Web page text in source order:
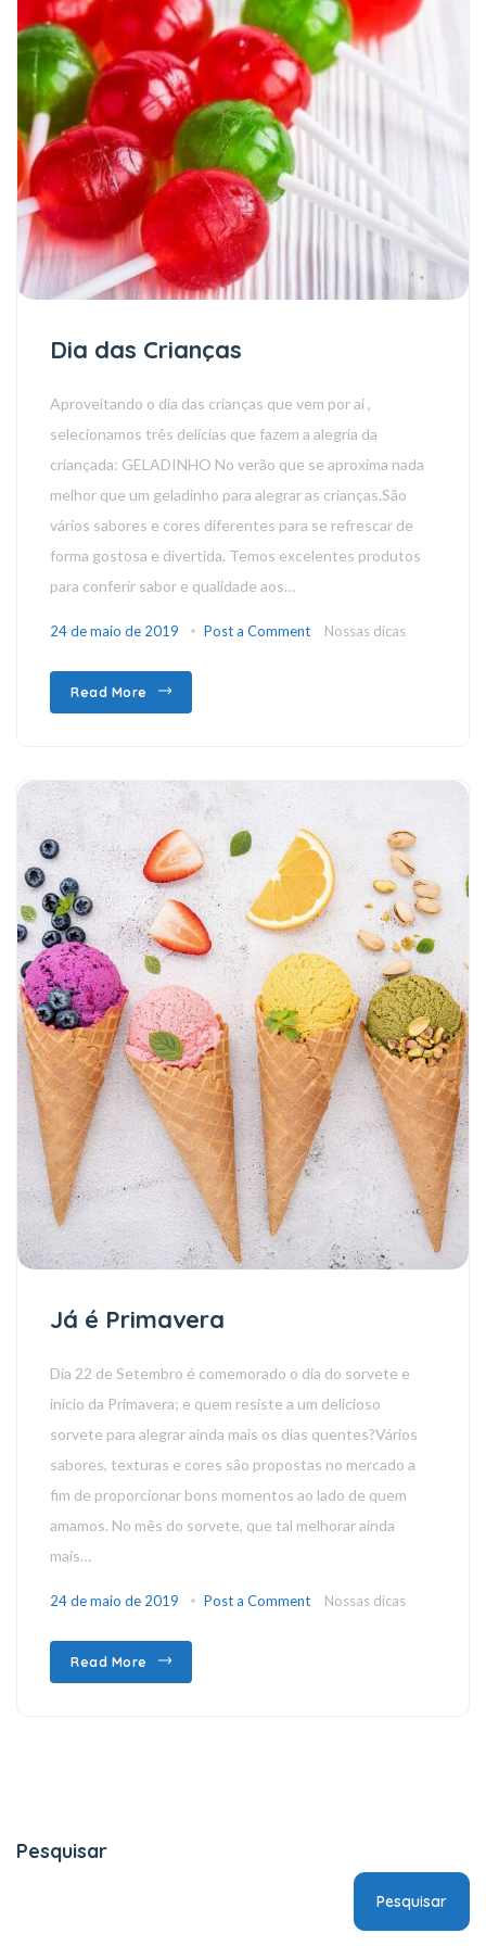
Dia das Crianças
Aproveitando o dia das crianças que vem por ai ,
selecionamos três delícias que fazem a alegria da
criançada: GELADINHO No verão que se aproxima nada
melhor que um geladinho para alegrar as crianças.São
vários sabores e cores diferentes para se refrescar de
forma gostosa e divertida. Temos excelentes produtos
para conferir sabor e qualidade aos…
24 de maio de 2019 Post a Comment Nossas dicas
Read More
Já é Primavera
Dia 22 de Setembro é comemorado o dia do sorvete e
inicio da Primavera; e quem resiste a um delicioso
sorvete para alegrar ainda mais os dias quentes?Vários
sabores, texturas e cores são propostas no mercado a
fim de proporcionar bons momentos ao lado de quem
amamos. No mês do sorvete, que tal melhorar ainda
mais…
24 de maio de 2019 Post a Comment Nossas dicas
Read More
Pesquisar
Pesquisar